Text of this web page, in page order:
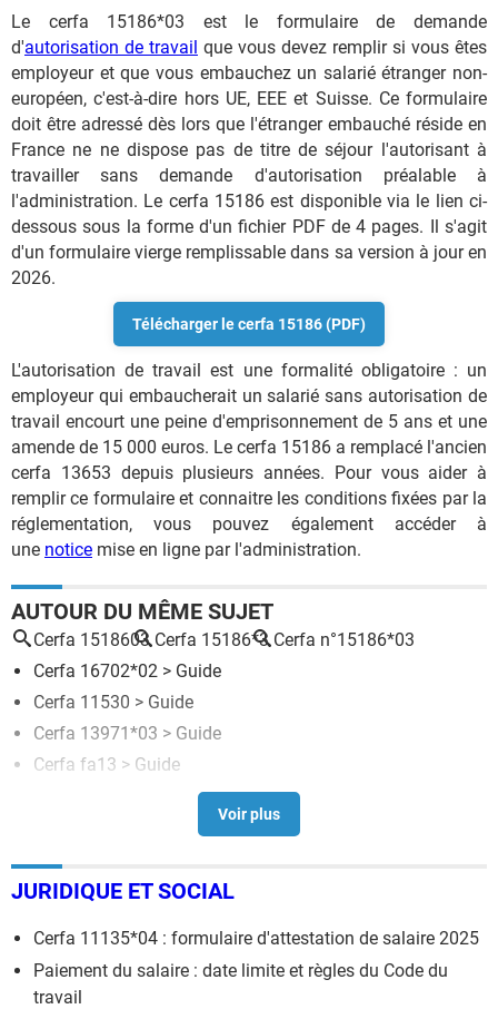
Le cerfa 15186*03 est le formulaire de demande
d'autorisation de travail que vous devez remplir si vous êtes
employeur et que vous embauchez un salarié étranger non-
européen, c'est-à-dire hors UE, EEE et Suisse. Ce formulaire
doit être adressé dès lors que l'étranger embauché réside en
France ne ne dispose pas de titre de séjour l'autorisant à
travailler sans demande d'autorisation préalable à
l'administration. Le cerfa 15186 est disponible via le lien ci-
dessous sous la forme d'un fichier PDF de 4 pages. Il s'agit
d'un formulaire vierge remplissable dans sa version à jour en
2026.
Télécharger le cerfa 15186 (PDF)
L'autorisation de travail est une formalité obligatoire : un
employeur qui embaucherait un salarié sans autorisation de
travail encourt une peine d'emprisonnement de 5 ans et une
amende de 15 000 euros. Le cerfa 15186 a remplacé l'ancien
cerfa 13653 depuis plusieurs années. Pour vous aider à
remplir ce formulaire et connaitre les conditions fixées par la
réglementation, vous pouvez également accéder à
une notice mise en ligne par l'administration.
AUTOUR DU MÊME SUJET
Cerfa 1518603 Cerfa 15186*3 Cerfa n°15186*03
Cerfa 16702*02 > Guide
Cerfa 11530 > Guide
Cerfa 13971*03 > Guide
Cerfa fa13 > Guide
Cerfa dissolution association> Guide
JURIDIQUE ET SOCIAL
Cerfa 11135*04 : formulaire d'attestation de salaire 2025
Paiement du salaire : date limite et règles du Code du
travail